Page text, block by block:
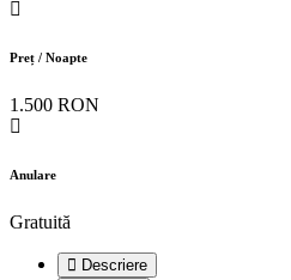
Preț / Noapte
1.500 RON
Anulare
Gratuită
Descriere